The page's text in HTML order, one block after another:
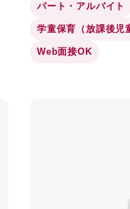
パート・アルバイト
学童保育（放課後児
Web面接OK